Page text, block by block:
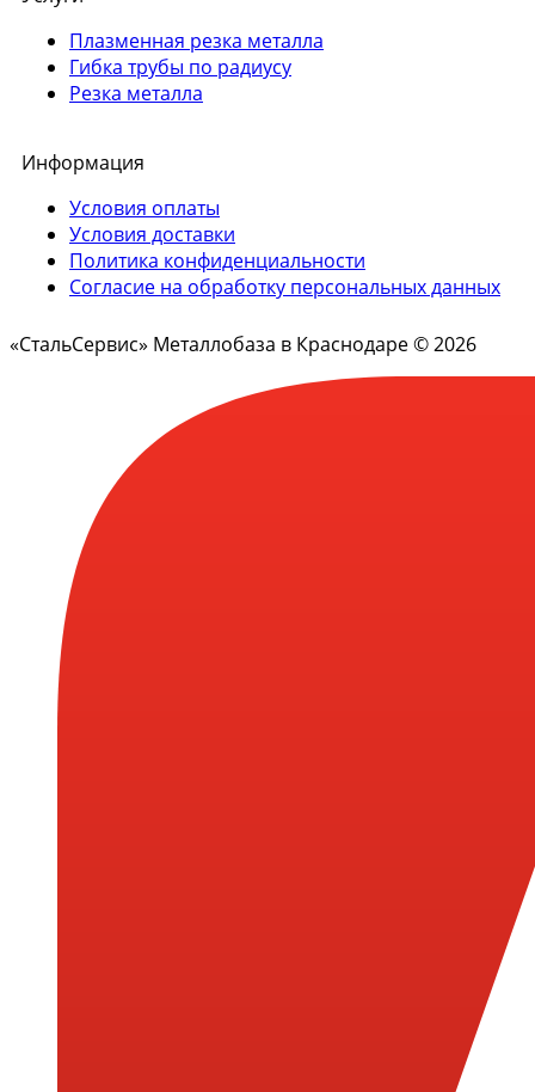
Плазменная резка металла
Гибка трубы по радиусу
Резка металла
Информация
Условия оплаты
Условия доставки
Политика конфиденциальности
Согласие на обработку персональных данных
«СтальСервис» Металлобаза в Краснодаре © 2026